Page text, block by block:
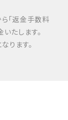
「返金手数料
たします。
ります。